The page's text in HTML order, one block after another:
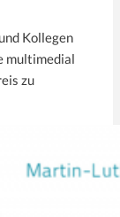
Kollegen
multimedial
zu